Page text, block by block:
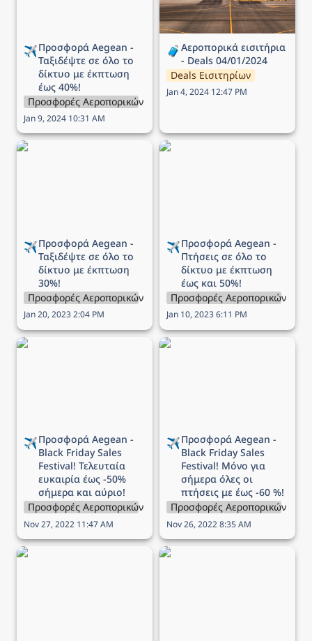
✈️
Ταξιδέψτε σε όλο το
δίκτυο με έκπτωση
έως 40%!
Προσφορές Αεροπορικών Εταιρειών
Jan 9, 2024 10:31 AM
🧳 Αεροπορικά εισιτήρια
- Deals 04/01/2024
Deals Εισιτηρίων
Jan 4, 2024 12:47 PM
Προσφορά Aegean -
✈️
Ταξιδέψτε σε όλο το
δίκτυο με έκπτωση
30%!
Προσφορές Αεροπορικών Εταιρειών
Jan 20, 2023 2:04 PM
Προσφορά Aegean -
✈️Προσφορά Aegean -
Πτήσεις σε όλο το
δίκτυο με έκπτωση
έως και 50%!
Προσφορές Αεροπορικών
Jan 10, 2023 6:11 PM
Προσφορά Aegean -
✈️
Black Friday Sales
Festival! Τελευταία
ευκαιρία έως -50%
σήμερα και αύριο!
Προσφορές Αεροπορικών Εταιρειών
Nov 27, 2022 11:47 AM
Προσφορά Aegean -
✈️
Black Friday Sales
Festival! Μόνο για
σήμερα όλες οι
πτήσεις με έως -60 %!
Προσφορές Αεροπορικών
Nov 26, 2022 8:35 AM
Προσφορά Aegean -
Προσφορά Sky Express -